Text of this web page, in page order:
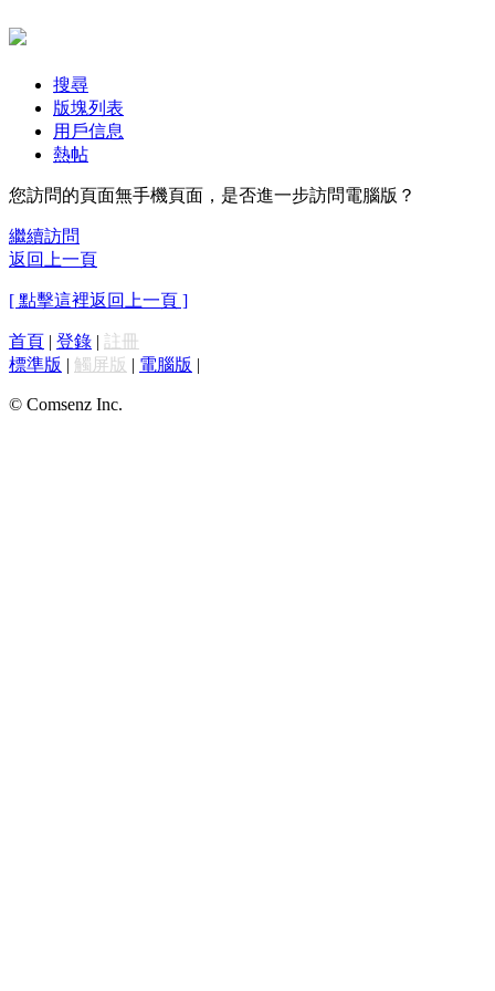
搜尋
版塊列表
用戶信息
熱帖
您訪問的頁面無手機頁面，是否進一步訪問電腦版？
繼續訪問
返回上一頁
[ 點擊這裡返回上一頁 ]
首頁 | 登錄 | 註冊
標準版 | 觸屏版 | 電腦版 |
© Comsenz Inc.